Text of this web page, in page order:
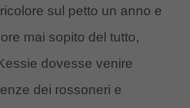
sul petto un anno e
mai sopito del tutto,
dovesse venire
dei rossoneri e